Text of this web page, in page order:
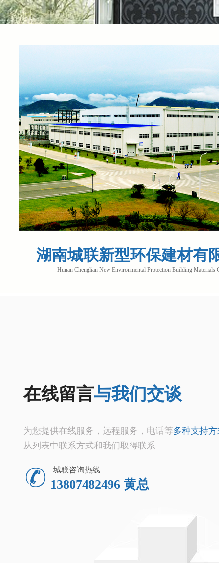
湖南城联新型环保建材有
Hunan Chenglian New Environmental Protection Building Materials
在线留言与我们交谈
为您提供在线服务，远程服务，电话等多种支持
从列表中联系方式和我们取得联系
城联咨询热线
13807482496 黄总